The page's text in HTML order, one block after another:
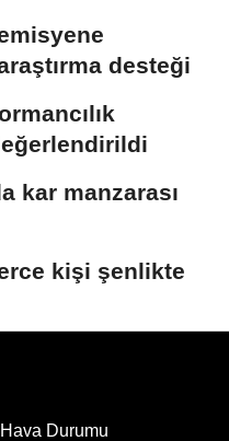
desteği
kar manzarası
kişi şenlikte
Hava Durumu